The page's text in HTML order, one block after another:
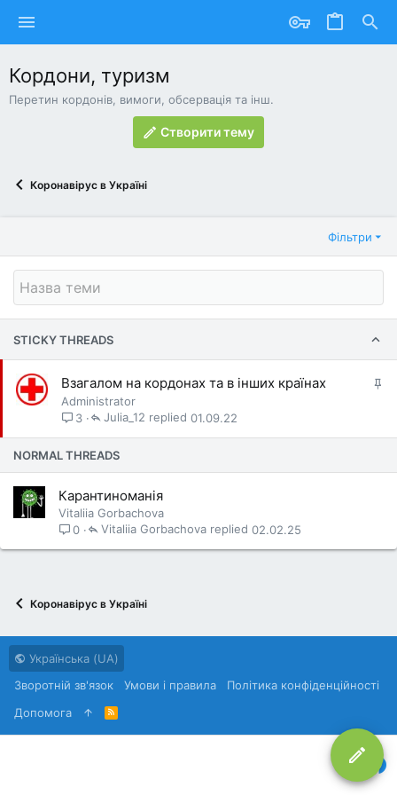
Кордони, туризм
Перетин кордонів, вимоги, обсервація та інш.
Створити тему
Коронавірус в Україні
Фільтри
STICKY THREADS
л
Взагалом на кордонах та в інших країнах
Administrator
3
01.09.22
Julia_12
NORMAL THREADS
Карантиноманія
Vitaliia Gorbachova
0
02.02.25
Vitaliia Gorbachova
Коронавірус в Україні
Українська (UA)
Зворотній зв'язок
Умови і правила
Політика конфіденційності
Дoпoмoга
R
S
S